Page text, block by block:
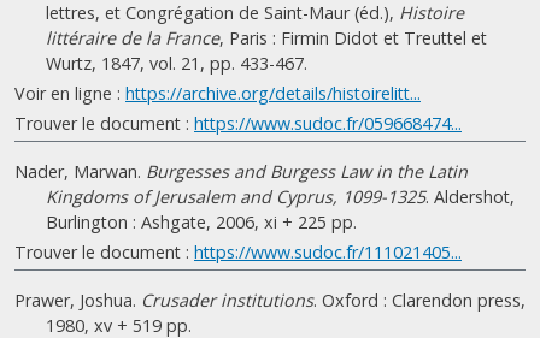
lettres, et Congrégation de Saint-Maur (éd.), Histoire
littéraire de la France, Paris : Firmin Didot et Treuttel et
Wurtz, 1847, vol. 21, pp. 433-467.
Voir en ligne : https://archive.org/details/histoirelitt...
Trouver le document : https://www.sudoc.fr/059668474...
Nader, Marwan. Burgesses and Burgess Law in the Latin
Kingdoms of Jerusalem and Cyprus, 1099-1325. Aldershot,
Burlington : Ashgate, 2006, xi + 225 pp.
Trouver le document : https://www.sudoc.fr/111021405...
Prawer, Joshua. Crusader institutions. Oxford : Clarendon press,
1980, xv + 519 pp.